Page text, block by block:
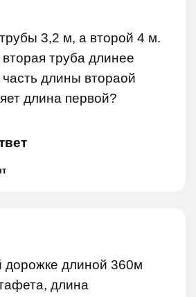
3,2 м, а второй 4 м.
вторая труба длинее
длины втораой
длина первой?
дорожке длиной 360м
длина